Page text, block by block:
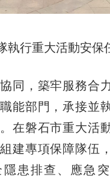
執行重大活動安保
，築牢服務合
能部門，承接並
在磐石市重大活
建專項保障隊伍
隱患排查、應急